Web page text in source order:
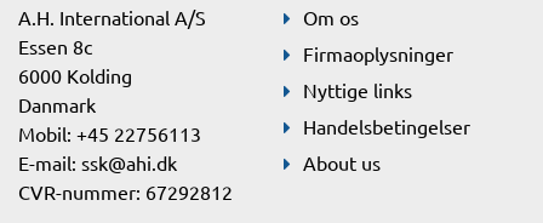
A.H. International A/S
Essen 8c
6000 Kolding
Danmark
Mobil: +45 22756113
E-mail: ssk@ahi.dk
CVR-nummer: 67292812
Om os
Firmaoplysninger
Nyttige links
Handelsbetingelser
About us